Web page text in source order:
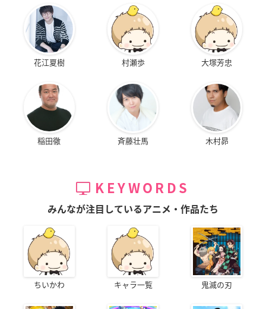
花江夏樹 村瀬歩 大塚芳忠
稲田徹 斉藤壮馬 木村昴
KEYWORDS
みんなが注目しているアニメ・作品たち
ちいかわ キャラ一覧 鬼滅の刃